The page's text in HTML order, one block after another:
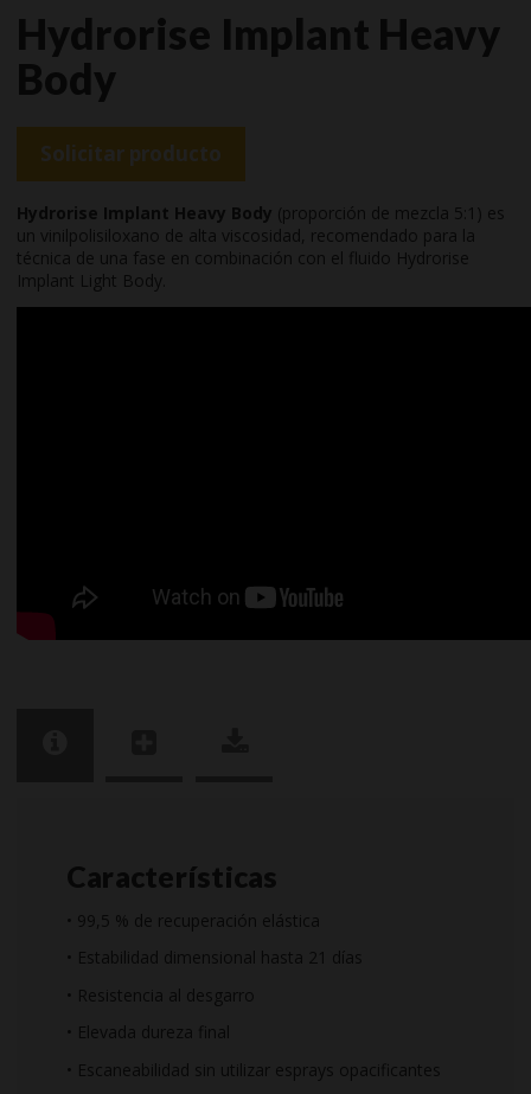
Hydrorise Implant Heavy
Body
Solicitar producto
Hydrorise Implant Heavy Body (proporción de mezcla 5:1) es
un vinilpolisiloxano de alta viscosidad, recomendado para la
técnica de una fase en combinación con el fluido Hydrorise
Implant Light Body.
Características
• 99,5 % de recuperación elástica
• Estabilidad dimensional hasta 21 días
• Resistencia al desgarro
• Elevada dureza final
• Escaneabilidad sin utilizar esprays opacificantes